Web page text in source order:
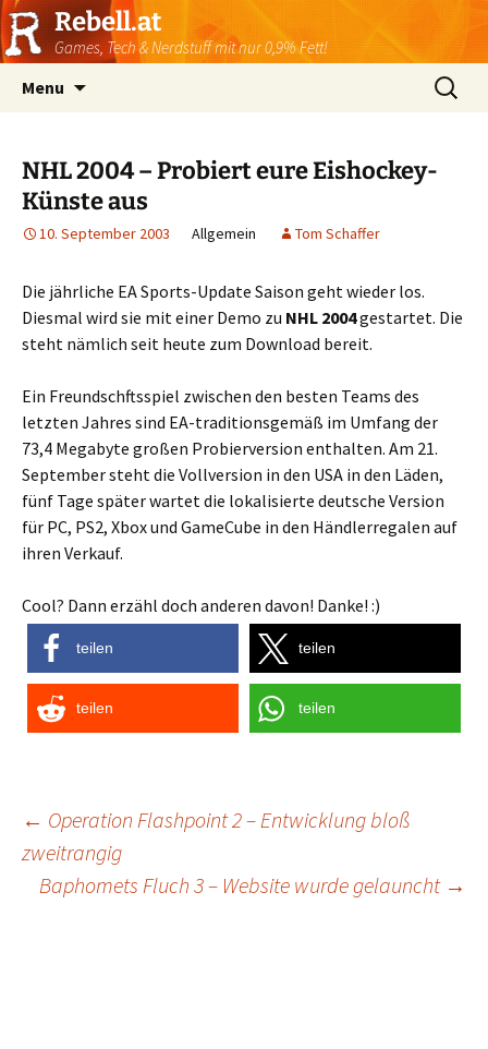
Rebell.at
Games, Tech & Nerdstuff mit nur 0,9% Fett!
Menu
Suchen
nach:
NHL 2004 – Probiert eure Eishockey-
Künste aus
10. September 2003 Allgemein Tom Schaffer
Die jährliche EA Sports-Update Saison geht wieder los.
Diesmal wird sie mit einer Demo zu NHL 2004gestartet. Die
steht nämlich seit heute zum Download bereit.
Ein Freundschftsspiel zwischen den besten Teams des
letzten Jahres sind EA-traditionsgemäß im Umfang der
73,4 Megabyte großen Probierversion enthalten. Am 21.
September steht die Vollversion in den USA in den Läden,
fünf Tage später wartet die lokalisierte deutsche Version
für PC, PS2, Xbox und GameCube in den Händlerregalen auf
ihren Verkauf.
Cool? Dann erzähl doch anderen davon! Danke! :)
teilen teilen
teilen teilen
Post
navigation
← Operation Flashpoint 2 – Entwicklung bloß
zweitrangig
Baphomets Fluch 3 – Website wurde gelauncht →